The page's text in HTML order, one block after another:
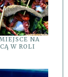
NA
W ROLI